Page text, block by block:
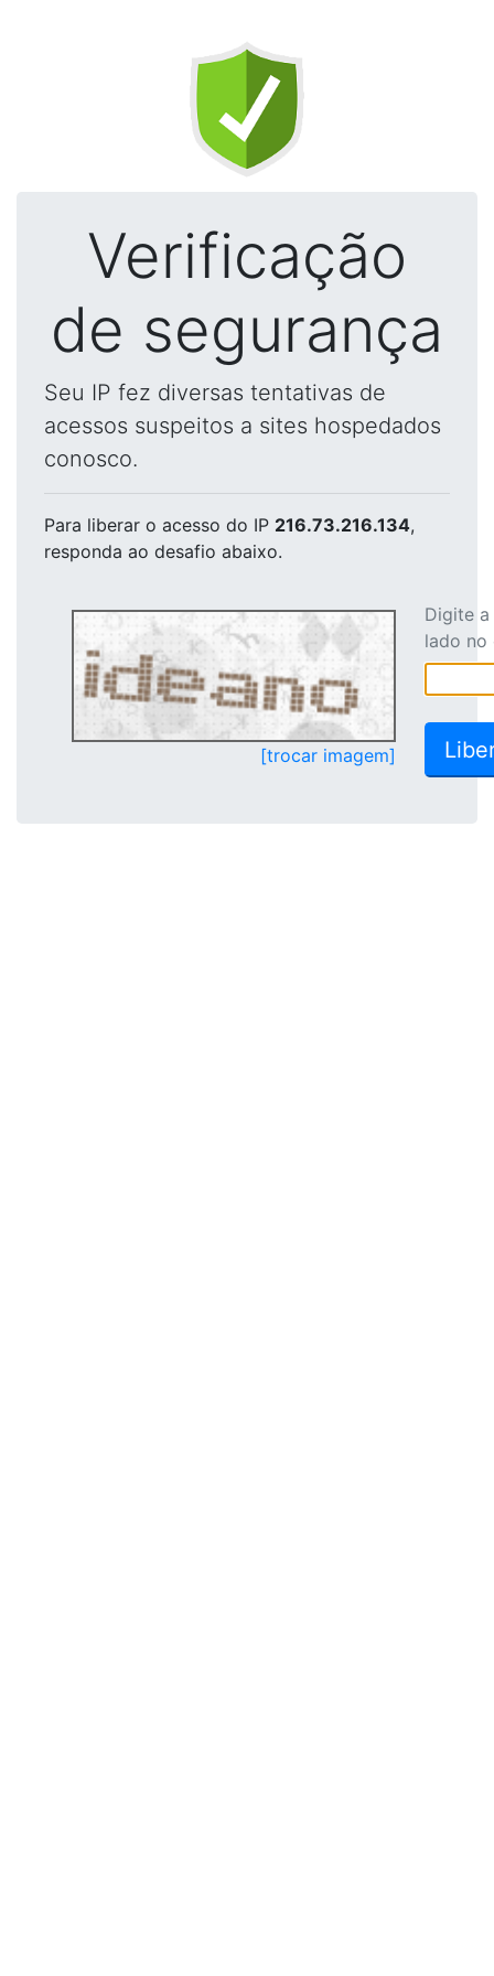
Verificação
de segurança
Seu IP fez diversas tentativas de
acessos suspeitos a sites hospedados
conosco.
Para liberar o acesso do IP 216.73.216.134,
responda ao desafio abaixo.
[trocar imagem]
Digite
lado no